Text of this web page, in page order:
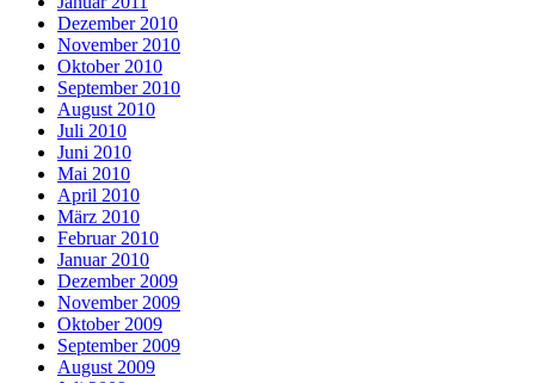
Dezember 2010
November 2010
Oktober 2010
September 2010
August 2010
Juli 2010
Juni 2010
Mai 2010
April 2010
März 2010
Februar 2010
Januar 2010
Dezember 2009
November 2009
Oktober 2009
September 2009
August 2009